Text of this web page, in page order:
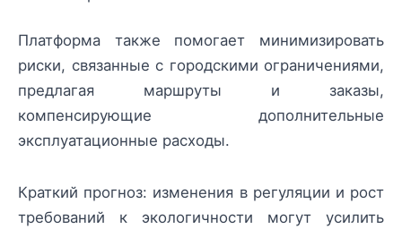
Платформа также помогает минимизировать
риски, связанные с городскими ограничениями,
предлагая маршруты и заказы,
компенсирующие дополнительные
эксплуатационные расходы.
Краткий прогноз: изменения в регуляции и рост
требований к экологичности могут усилить